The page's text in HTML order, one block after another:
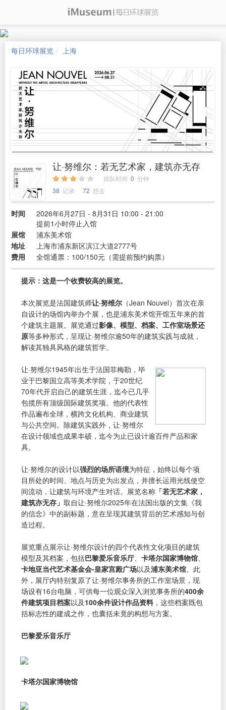
每日环球展览 上海
让·努维尔：若无艺术家，建筑亦无存
排队时间 0 分钟
38 记录 72 想去
时间
2026年6月27日 - 8月31日 10:00 - 21:00
提前1小时停止入馆
展馆
浦东美术馆
地址
上海市浦东新区滨江大道2777号
费用
全馆通票：100/150元（需提前预约购票）
提示：这是一个收费较高的展览。
本次展览是法国建筑师让·努维尔 （Jean Nouvel）首次在亲
自设计的场馆内举办个展，也是浦东美术馆开馆五年来的首
个建筑主题展。展览通过影像、模型、档案、工作室场景还
原等多种形式，呈现让·努维尔逾50年的建筑实践与成就，
解读其独具风格的建筑哲学。
让·努维尔1945年出生于法国菲梅勒，毕
业于巴黎国立高等美术学院，于20世纪
70年代开启自己的建筑生涯，迄今已几乎
包揽所有顶级国际建筑奖项。他的代表性
作品遍布全球，横跨文化机构、商业建筑
与公共空间。除建筑实践外，让·努维尔
在设计领域也成果丰硕，迄今为止已设计逾百件产品和家
具。
让·努维尔的设计以强烈的场所语境为特征，始终以每个项
目所处的时间、地点与历史为出发点，并擅长运用光线使空
间流动，让建筑与环境产生对话。展览名称 「若无艺术家，
建筑亦无存」 取自让·努维尔2025年在法国出版的文集《我
的信念》中的副标题，意在呈现其建筑背后的艺术感知与创
造过程。
展览重点展示让·努维尔设计的四个代表性文化项目的建筑
模型及其档案，包括巴黎爱乐音乐厅 卡塔尔国家博物馆
卡地亚当代艺术基金会-皇家宫殿广场以及浦东美术馆。此
外，展厅内特别复原了让·努维尔事务所的工作室场景，现
场设有16台电脑，可供每一位观众深入浏览事务所的400余
件建筑项目档案以及100余件设计作品资料 ，这些档案既包
括标志性的建成之作，也囊括未竟的构想与方案。
巴黎爱乐音乐厅
卡塔尔国家博物馆